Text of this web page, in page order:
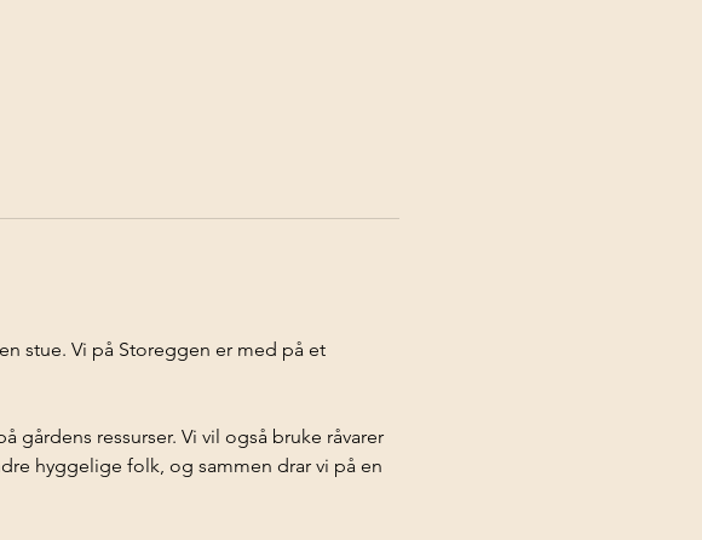
stue. Vi på Storeggen er med på et
ressurser. Vi vil også bruke råvarer
hyggelige folk, og sammen drar vi på en